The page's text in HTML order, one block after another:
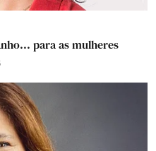
para as mulheres